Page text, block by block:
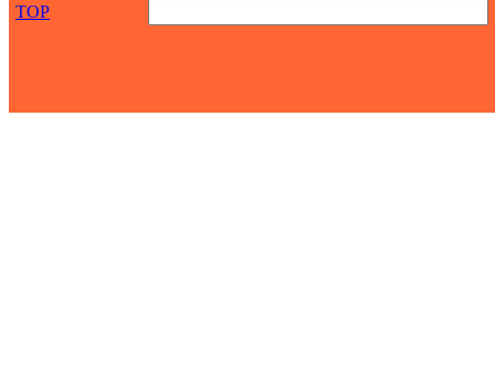
TOP